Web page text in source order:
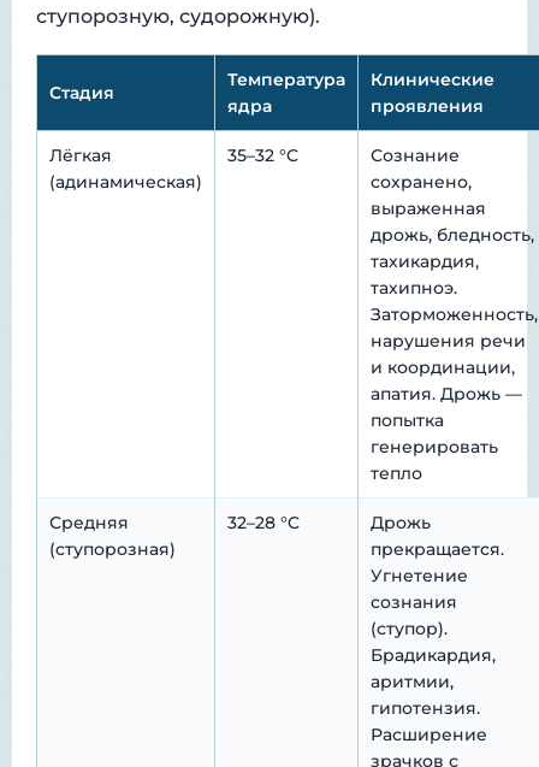
ступорозную, судорожную).
Стадия
Температура
ядра
Клинические
проявления
Лёгкая
(адинамическая)
35–32 °C
Сознание
сохранено,
выраженная
дрожь, бледность,
тахикардия,
тахипноэ.
Заторможенность,
нарушения речи
и координации,
апатия. Дрожь —
попытка
генерировать
тепло
Средняя
(ступорозная)
32–28 °C
Дрожь
прекращается.
Угнетение
сознания
(ступор).
Брадикардия,
аритмии,
гипотензия.
Расширение
зрачков с